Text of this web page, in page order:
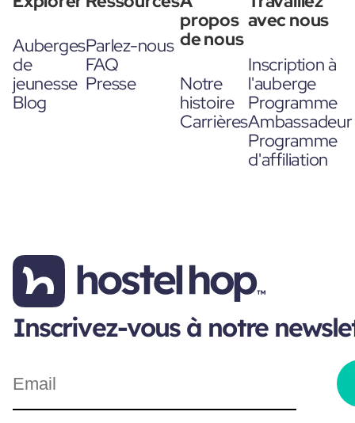
Auberges
de
jeunesse
Blog
Parlez-nous
FAQ
Presse
propos
de nous
Notre
histoire
Carrières
avec nous
Inscription à
l'auberge
Programme
Ambassadeur
Programme
d'affiliation
Inscrivez-vous à notre